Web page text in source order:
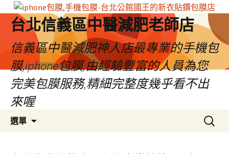
台北信義區中醫減肥老師店
信義區中醫減肥神人店最專業的手機包
膜,iphone包膜,由經驗豐富的人員為您
完美包膜服務,精細完整度幾乎看不出
來喔
選單
搜
尋